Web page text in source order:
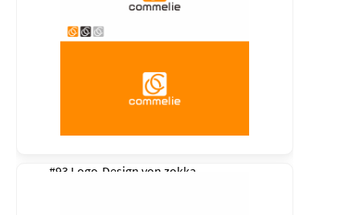
#93 Logo-Design von zokka